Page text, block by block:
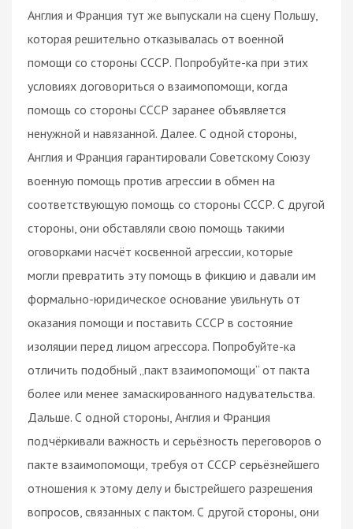
Англия и Франция тут же выпускали на сцену Польшу,
которая решительно отказывалась от военной
помощи со стороны СССР. Попробуйте-ка при этих
условиях договориться о взаимопомощи, когда
помощь со стороны СССР заранее объявляется
ненужной и навязанной. Далее. С одной стороны,
Англия и Франция гарантировали Советскому Союзу
военную помощь против агрессии в обмен на
соответствующую помощь со стороны СССР. С другой
стороны, они обставляли свою помощь такими
оговорками насчёт косвенной агрессии, которые
могли превратить эту помощь в фикцию и давали им
формально-юридическое основание увильнуть от
оказания помощи и поставить СССР в состояние
изоляции перед лицом агрессора. Попробуйте-ка
отличить подобный „пакт взаимопомощи“ от пакта
более или менее замаскированного надувательства.
Дальше. С одной стороны, Англия и Франция
подчёркивали важность и серьёзность переговоров о
пакте взаимопомощи, требуя от СССР серьёзнейшего
отношения к этому делу и быстрейшего разрешения
вопросов, связанных с пактом. С другой стороны, они